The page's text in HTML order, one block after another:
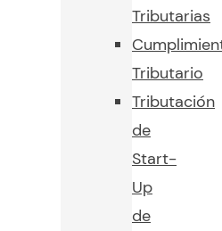
Tributarias
Tributario
Tributación
de
Start-
Up
de